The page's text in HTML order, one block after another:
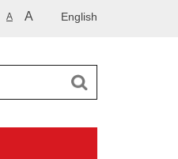
English
A A